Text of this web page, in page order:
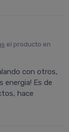
el producto en
con otros,
energia! Es de
hace